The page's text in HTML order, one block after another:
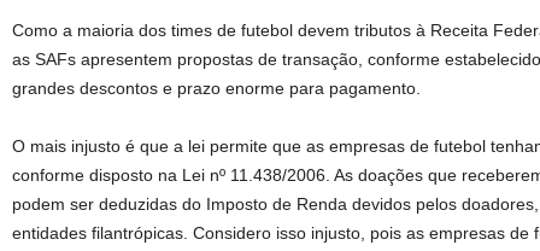
Como a maioria dos times de futebol devem tributos à Receita
as SAFs apresentem propostas de transação, conforme
grandes descontos e prazo enorme para pagamento.
O mais injusto é que a lei permite que as empresas de futebol
conforme disposto na Lei nº 11.438/2006. As doações que
podem ser deduzidas do Imposto de Renda devidos pelos
entidades filantrópicas. Considero isso injusto, pois as empresas de